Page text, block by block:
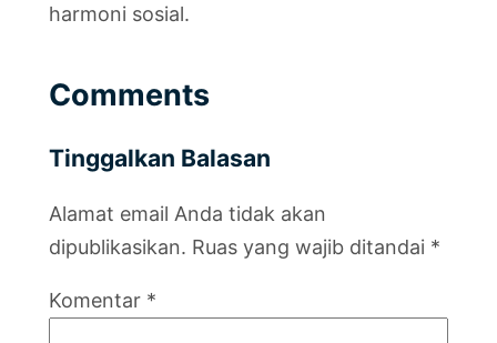
harmoni sosial.
Comments
Tinggalkan Balasan
Alamat email Anda tidak akan
dipublikasikan. Ruas yang wajib ditandai *
Komentar *